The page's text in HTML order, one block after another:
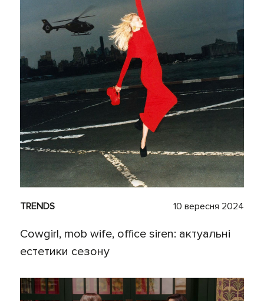
TRENDS 10 вересня 2024
Сowgirl, mob wife, office siren: актуальні
естетики сезону